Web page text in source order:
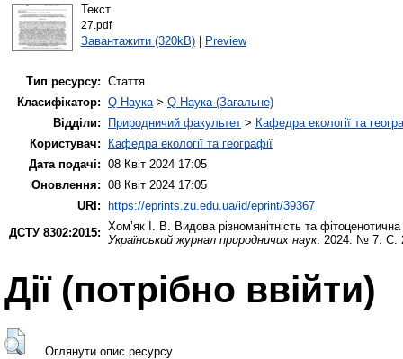
Текст
27.pdf
Завантажити (320kB)| Preview
Тип ресурсу: Стаття
Класифікатор: Q Наука> Q Наука (Загальне)
Відділи:
Природничий факультет > Кафедра екології та
Користувач:
Кафедра екології та географії
Дата подачі: 08 Квіт 2024 17:05
Оновлення: 08 Квіт 2024 17:05
URI:
https://eprints.zu.edu.ua/id/eprint/39367
ДСТУ 8302:2015: Хом’як І. В. Видова різноманітність та
Український журнал природничих наук. 2024. № 7. С.
Дії ​​(потрібно ввійти)
Оглянути опис ресурсу